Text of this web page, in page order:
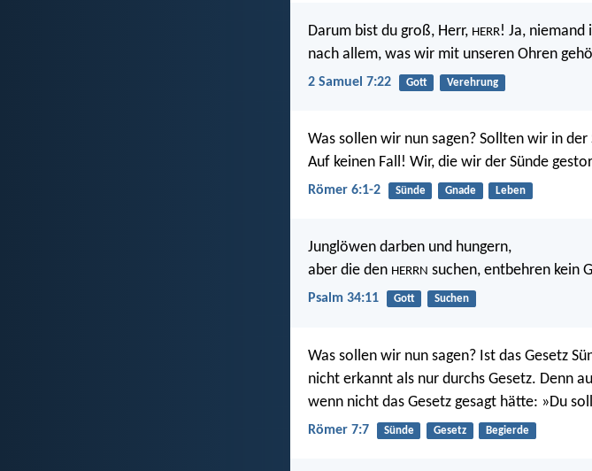
Darum bist du groß, Herr, HERR! Ja, niemand
nach allem, was wir mit unseren Ohren
2 Samuel 7:22 Gott Verehrung
Was sollen wir nun sagen? Sollten wir in
Auf keinen Fall! Wir, die wir der Sünde
Römer 6:1-2 Sünde Gnade Leben
Junglöwen darben und hungern,
aber die den HERRN suchen, entbehren kein
Psalm 34:11 Gott Suchen
Was sollen wir nun sagen? Ist das Gesetz
nicht erkannt als nur durchs Gesetz. Denn
wenn nicht das Gesetz gesagt hätte: »Du
Römer 7:7 Sünde Gesetz Begierde